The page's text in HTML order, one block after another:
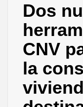
Dos
CNV
la